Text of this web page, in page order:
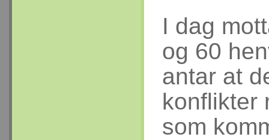
I dag
og 60
antar at
konflikter
som